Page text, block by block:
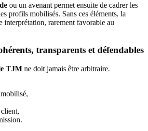
ou un avenant permet ensuite de cadrer les
profils mobilisés. Sans ces éléments, la
interprétation, rarement favorable au
transparents et défendables
TJM ne doit jamais être arbitraire.